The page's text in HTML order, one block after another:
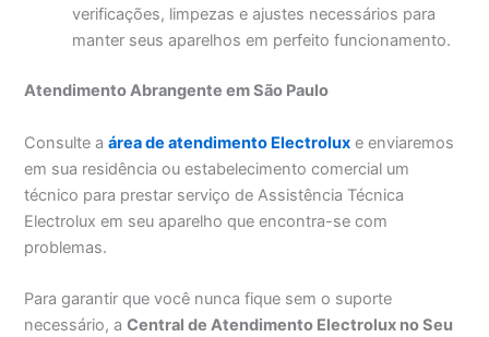
verificações, limpezas e ajustes necessários para
manter seus aparelhos em perfeito funcionamento.
Atendimento Abrangente em São Paulo
Consulte aárea de atendimento Electrolux e enviaremos
em sua residência ou estabelecimento comercial um
técnico para prestar serviço de Assistência Técnica
Electrolux em seu aparelho que encontra-se com
problemas.
Para garantir que você nunca fique sem o suporte
necessário, aCentral de Atendimento Electrolux no Seu